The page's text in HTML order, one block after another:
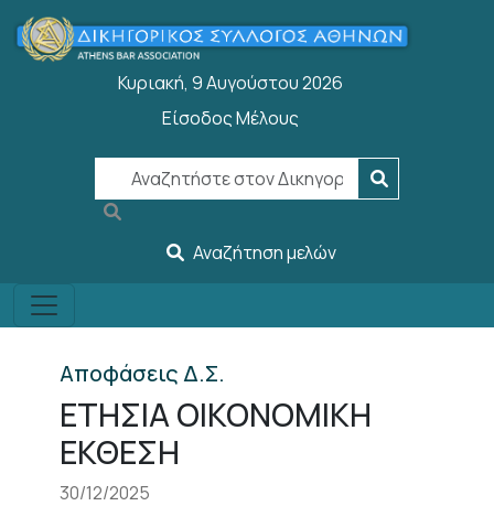
Παράκαμψη προς το κυρίως περιεχόμενο
Κυριακή, 9 Αυγούστου 2026
User account menu
Είσοδος Μέλους
Αναζήτηση μελών
Αποφάσεις Δ.Σ.
ΕΤΗΣΙΑ ΟΙΚΟΝΟΜΙΚΗ
ΕΚΘΕΣΗ
30/12/2025